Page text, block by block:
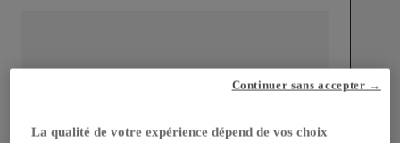
Hauteur
1 510
La qualité de votre expérience dépend de vos choix
Continuer sans accepter →